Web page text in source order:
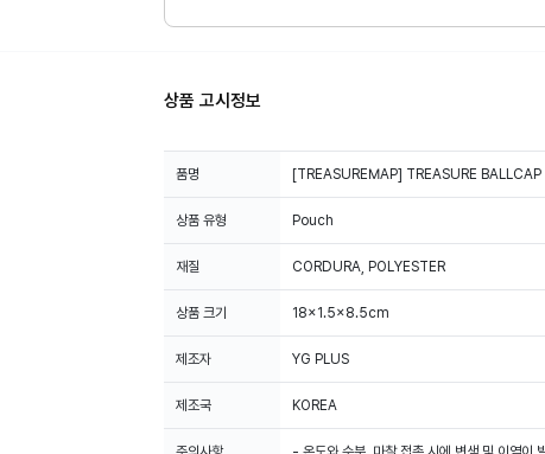
상품 고시정보
[TREASUREMAP] TREASURE BALLCAP
상품 유형 Pouch
재질 CORDURA, POLYESTER
상품 크기 18x1.5x8.5cm
제조자 YG PLUS
제조국 KOREA